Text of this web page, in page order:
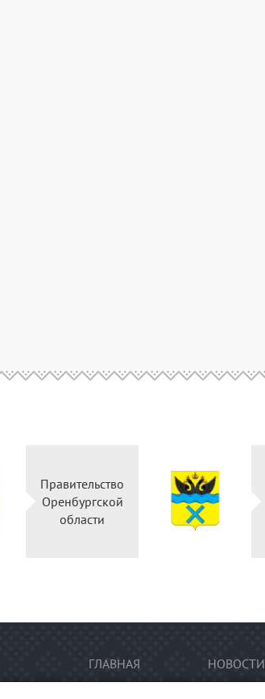
Правительство
Оренбургской
области
ГЛАВНАЯ НОВОСТИ